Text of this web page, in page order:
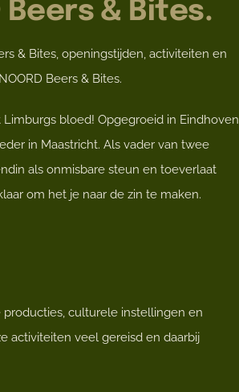
Beers & Bites.
& Bites, openingstijden, activiteiten en
Beers & Bites.
bloed! Opgegroeid in Eindhoven
in Maastricht. Als vader van twee
als onmisbare steun en toeverlaat
om het je naar de zin te maken.
culturele instellingen en
activiteiten veel gereisd en daarbij